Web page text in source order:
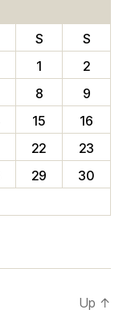
S
S
1
2
8
9
15
16
22
23
29
30
Up ↑